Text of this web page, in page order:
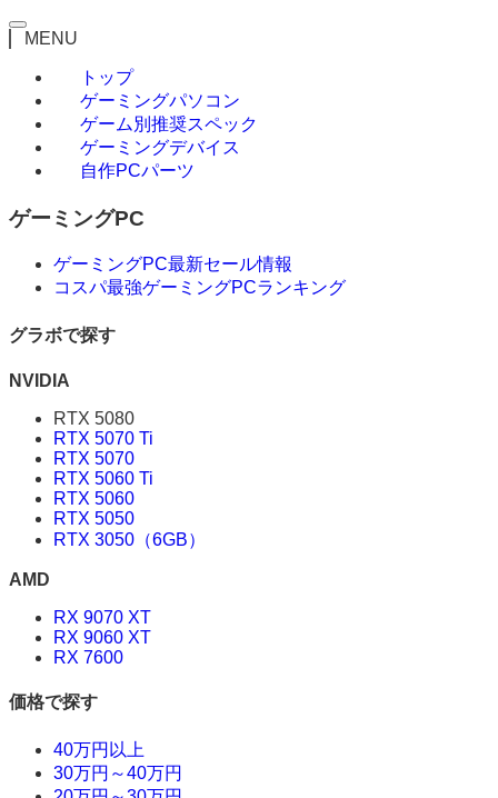
MENU
トップ
ゲーミングパソコン
ゲーム別推奨スペック
ゲーミングデバイス
自作PCパーツ
ゲーミングPC
ゲーミングPC最新セール情報
コスパ最強ゲーミングPCランキング
グラボで探す
NVIDIA
RTX 5080
RTX 5070 Ti
RTX 5070
RTX 5060 Ti
RTX 5060
RTX 5050
RTX 3050（6GB）
AMD
RX 9070 XT
RX 9060 XT
RX 7600
価格で探す
40万円以上
30万円～40万円